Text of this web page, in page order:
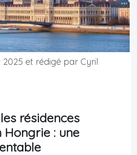
2025 et rédigé par Cyril
résidences
Hongrie : une